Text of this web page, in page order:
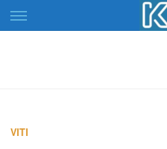
Skip
to
VITI